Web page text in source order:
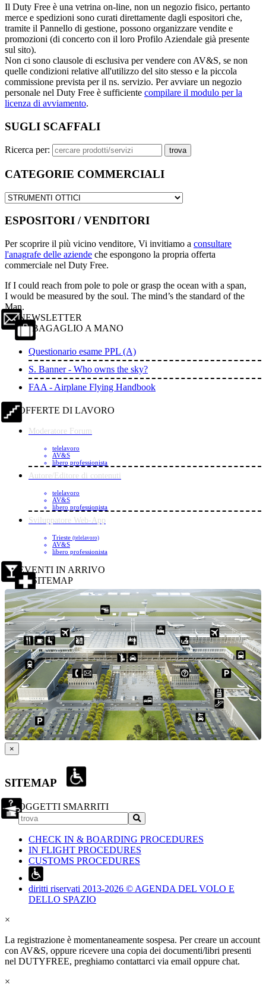
Il Duty Free è una vetrina on-line, non un negozio fisico, pertanto
merce e spedizioni sono curati direttamente dagli espositori che,
tramite il Pannello di gestione, possono organizzare vendite e
promozioni (di concerto con il loro Profilo Aziendale già presente
sul sito).
Non ci sono clausole di esclusiva per vendere con AV&S, se non
quelle condizioni relative all'utilizzo del sito stesso e la piccola
commissione prevista per il ns. servizio. Per avviare un negozio
personale nel Duty Free è sufficiente compilare il modulo per la
licenza di avviamento.
SUGLI SCAFFALI
Ricerca per:
CATEGORIE COMMERCIALI
ESPOSITORI / VENDITORI
Per scoprire il più vicino venditore, Vi invitiamo a consultare
l'anagrafe delle aziende che espongono la propria offerta
commerciale nel Duty Free.
If I could reach from pole to pole or grasp the ocean with a span,
I would be measured by the soul. The mind’s the standard of the
Man.
NEWSLETTER
BAGAGLIO A MANO
Questionario esame PPL (A)
S. Banner - Who owns the sky?
FAA - Airplane Flying Handbook
OFFERTE DI LAVORO
Moderatore Forum
telelavoro
AV&S
libero professionista
Autore/Editore di contenuti
telelavoro
AV&S
libero professionista
Sviluppatore Web-App
Trieste (telelavoro)
AV&S
libero professionista
EVENTI IN ARRIVO
SITEMAP
×
SITEMAP
OGGETTI SMARRITI
CHECK IN & BOARDING PROCEDURES
IN FLIGHT PROCEDURES
CUSTOMS PROCEDURES
diritti riservati 2013-2026 © AGENDA DEL VOLO E
DELLO SPAZIO
×
La registrazione è momentaneamente sospesa. Per creare un account
con AV&S, oppure ricevere una copia dei documenti/libri presenti
nel DUTYFREE, preghiamo contattarci via email oppure chat.
×